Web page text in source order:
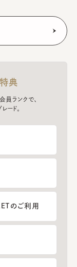
典
ランクで、
ード。
のご利用